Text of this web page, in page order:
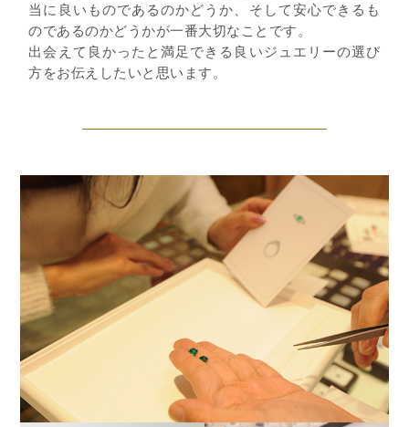
当に良いものであるのかどうか、そして安心できるも
のであるのかどうかが一番大切なことです。
出会えて良かったと満足できる良いジュエリーの選び
方をお伝えしたいと思います。